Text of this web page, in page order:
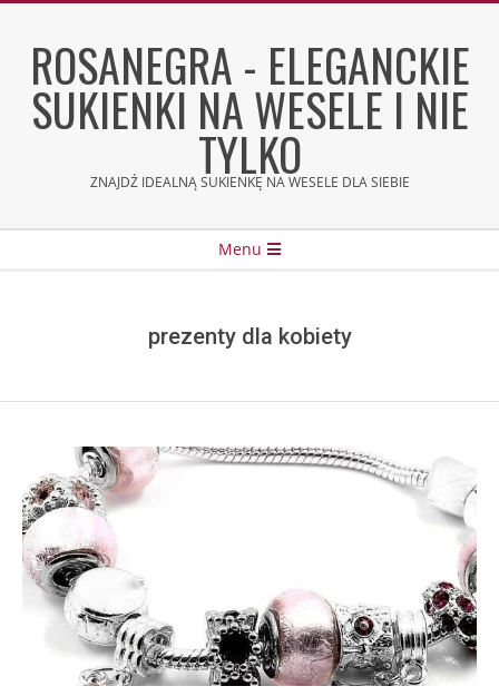
contentROSANEGRA - ELEGANCKIE
SUKIENKI NA WESELE I NIE
TYLKO
ZNAJDŹ IDEALNĄ SUKIENKĘ NA WESELE DLA SIEBIE
Menu
prezenty dla kobiety